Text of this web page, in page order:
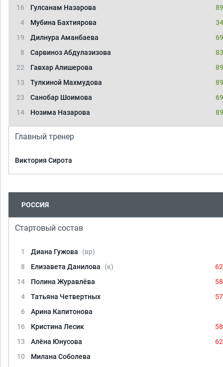
16
Гулсанам Назарова
4
Мубина Бахтиярова
19
Дилнура Аманбаева
8
Сарвиноз Абдулазизова
22
Гавхар Алишерова
13
Тулкиной Махмудова
23
Санобар Шоимова
14
Нозима Назарова
Главный тренер
Виктория Сирота
РОССИЯ
Стартовый состав
1 Диана Гужова
(вр)
8
Елизавета Данилова (к)
14
Полина Журавлёва
4
Татьяна Четвертных
6
Арина Капитонова
16
Кристина Лесик
13
Алёна Юнусова
10
Милана Соболева